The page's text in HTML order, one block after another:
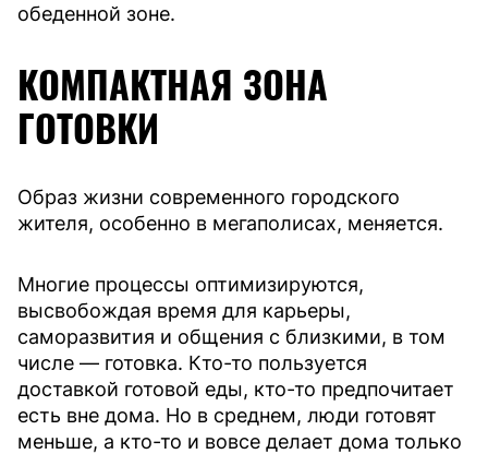
обеденной зоне.
КОМПАКТНАЯ ЗОНА
ГОТОВКИ
Образ жизни современного городского
жителя, особенно в мегаполисах, меняется.
Многие процессы оптимизируются,
высвобождая время для карьеры,
саморазвития и общения с близкими, в том
числе — готовка. Кто-то пользуется
доставкой готовой еды, кто-то предпочитает
есть вне дома. Но в среднем, люди готовят
меньше, а кто-то и вовсе делает дома только